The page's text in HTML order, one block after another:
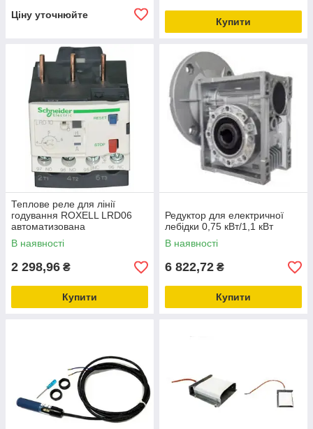
Ціну уточнюйте
Купити
Теплове реле для лінії
годування ROXELL LRD06
автоматизована
кормороздача для птиці
В наявності
2 298,96 ₴
Купити
Редуктор для електричної
лебідки 0,75 кВт/1,1 кВт
В наявності
6 822,72 ₴
Купити